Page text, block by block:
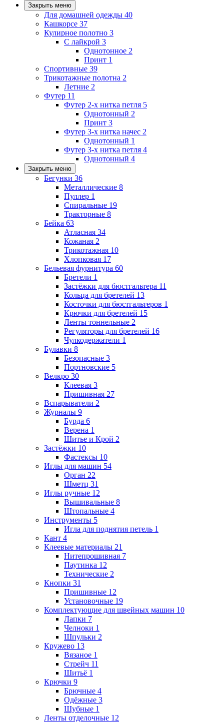
Закрыть меню
Для домашней одежды 40
Кашкорсе 37
Кулирное полотно 3
С лайкрой 3
Однотонное 2
Принт 1
Спортивные 39
Трикотажные полотна 2
Летние 2
Футер 11
Футер 2-х нитка петля 5
Однотонный 2
Принт 3
Футер 3-х нитка начес 2
Однотонный 1
Футер 3-х нитка петля 4
Однотонный 4
Закрыть меню
Бегунки 36
Металлические 8
Пуллер 1
Спиральные 19
Тракторные 8
Бейка 63
Атласная 34
Кожаная 2
Трикотажная 10
Хлопковая 17
Бельевая фурнитура 60
Бретели 1
Застёжки для бюстгальтера 11
Кольца для бретелей 13
Косточки для бюстгальтеров 1
Крючки для бретелей 15
Ленты тоннельные 2
Регуляторы для бретелей 16
Чулкодержатели 1
Булавки 8
Безопасные 3
Портновские 5
Велкро 30
Клеевая 3
Пришивная 27
Вспарыватели 2
Журналы 9
Бурда 6
Верена 1
Шитье и Крой 2
Застёжки 10
Фастексы 10
Иглы для машин 54
Орган 22
Шметц 31
Иглы ручные 12
Вышивальные 8
Штопальные 4
Инструменты 5
Игла для поднятия петель 1
Кант 4
Клеевые материалы 21
Нитепрошивная 7
Паутинка 12
Технические 2
Кнопки 31
Пришивные 12
Установочные 19
Комплектующие для швейных машин 10
Лапки 7
Челноки 1
Шпульки 2
Кружево 13
Вязаное 1
Стрейч 11
Шитьё 1
Крючки 9
Брючные 4
Одёжные 3
Шубные 1
Ленты отделочные 12